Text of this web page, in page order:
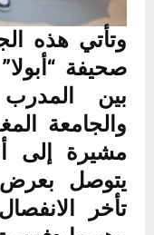
وتأتي هذه
صحيفة
بين
والجامعة
مشيرة إلى
يتوصل
تأخر